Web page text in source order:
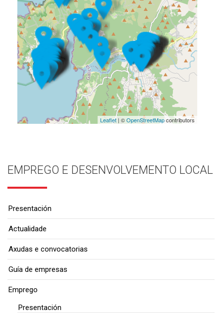
Leaflet| ©OpenStreetMapcontributors
EMPREGO E DESENVOLVEMENTO LOCAL
Presentación
Actualidade
Axudas e convocatorias
Guía de empresas
Emprego
Presentación